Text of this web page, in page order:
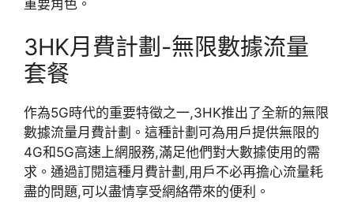
重要角色。
3HK月費計劃-無限數據流量
套餐
作為5G時代的重要特徵之一,3HK推出了全新的無限
數據流量月費計劃。這種計劃可為用戶提供無限的
4G和5G高速上網服務,滿足他們對大數據使用的需
求。通過訂閱這種月費計劃,用戶不必再擔心流量耗
盡的問題,可以盡情享受網絡帶來的便利。